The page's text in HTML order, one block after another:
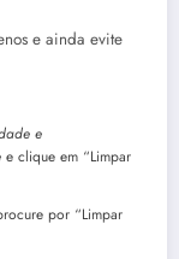
e ainda evite
e
e clique em “Limpar
por “Limpar